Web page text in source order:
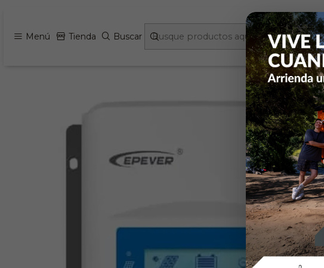
Menú Tienda Buscar
Energia Fotovoltaica e Insumos Electricos